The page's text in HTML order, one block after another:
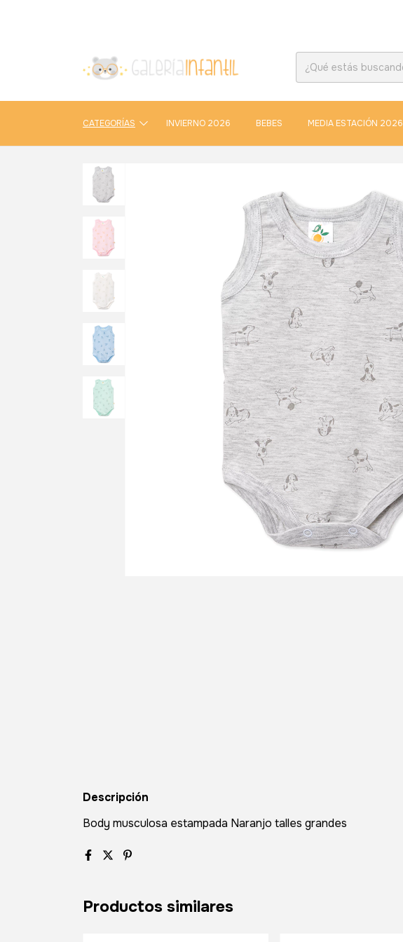
CATEGORÍAS INVIERNO 2026 BEBES MEDIA ESTACIÓN 2026
Descripción
Body musculosa estampada Naranjo talles grandes
Productos similares